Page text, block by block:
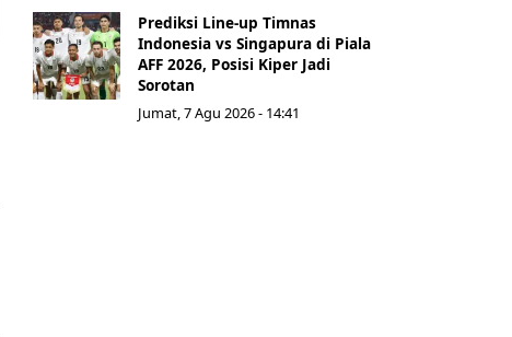
Prediksi Line-up Timnas
Indonesia vs Singapura di Piala
AFF 2026, Posisi Kiper Jadi
Sorotan
Jumat, 7 Agu 2026 - 14:41